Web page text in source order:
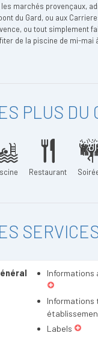
marchés provençaux,
du Gard, ou aux
ou tout simplement
de la piscine de mi-mai
PLUS DU
Restaurant
Informations
Informations
Labels